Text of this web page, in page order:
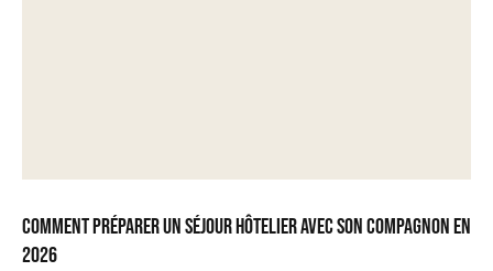
Comment préparer un séjour hôtelier avec son compagnon en
2026